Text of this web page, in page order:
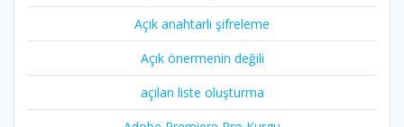
Açık anahtarlı şifreleme
Açık önermenin değili
açılan liste oluşturma